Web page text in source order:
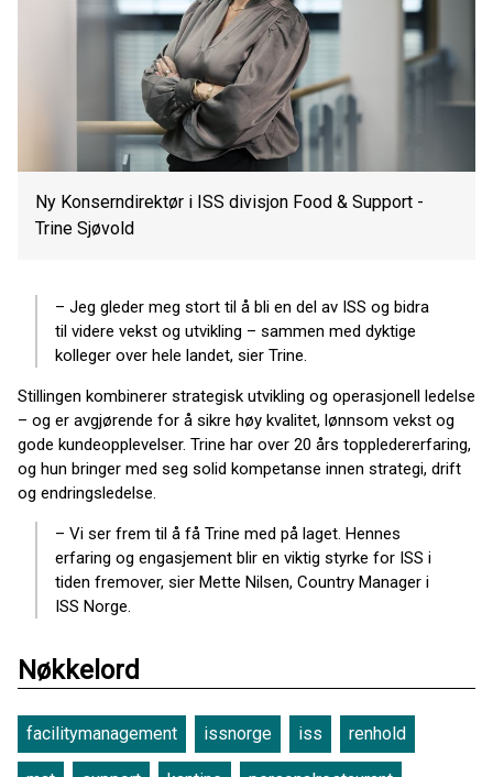
Ny Konserndirektør i ISS divisjon Food & Support -
Trine Sjøvold
– Jeg gleder meg stort til å bli en del av ISS og bidra
til videre vekst og utvikling – sammen med dyktige
kolleger over hele landet, sier Trine.
Stillingen kombinerer strategisk utvikling og operasjonell ledelse
– og er avgjørende for å sikre høy kvalitet, lønnsom vekst og
gode kundeopplevelser. Trine har over 20 års toppledererfaring,
og hun bringer med seg solid kompetanse innen strategi, drift
og endringsledelse.
– Vi ser frem til å få Trine med på laget. Hennes
erfaring og engasjement blir en viktig styrke for ISS i
tiden fremover, sier Mette Nilsen, Country Manager i
ISS Norge.
Nøkkelord
facilitymanagement issnorge iss renhold